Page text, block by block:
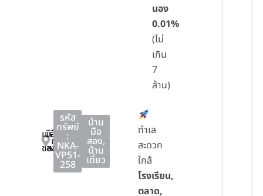
เมือง
ชลบุรี
เมือง
ชลบุรี
ชลบุรี
รหัส
ทรัพย์
:
NKA-
VP51-
258
บ้าน
มือ
สอง,
บ้าน
เดี่ยว
นอง
0.01%
(ไม่
เกิน
7
ล้าน)
ทำเล
สะดวก
ใกล้
โรงเรียน,
ตลาด,